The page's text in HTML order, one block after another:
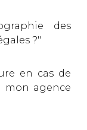
des
?"
en cas de
mon agence